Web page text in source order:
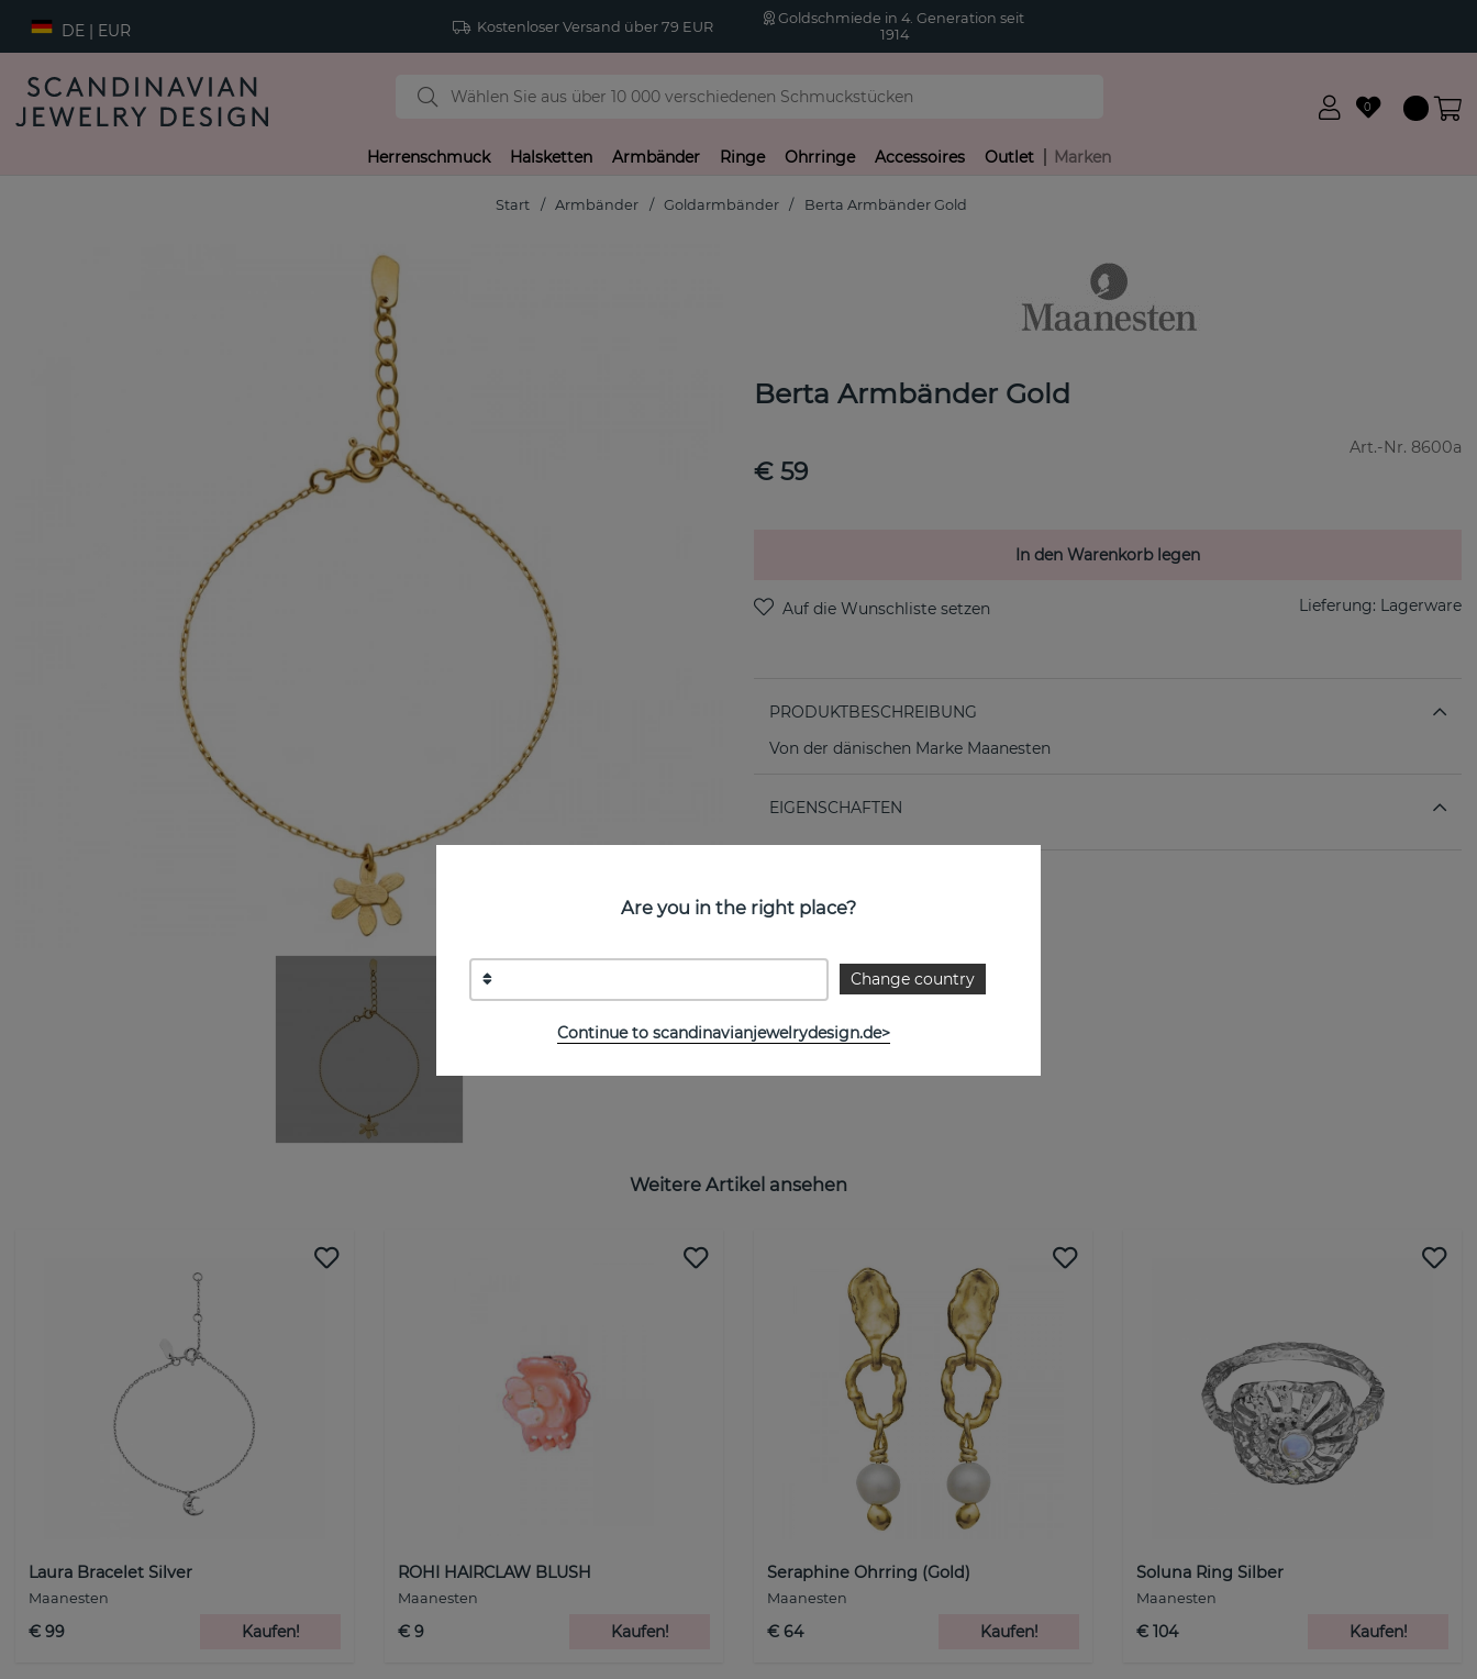
DE | EUR Kostenloser Versand über 79 EUR
Goldschmiede in 4. Generation seit
1914
0
Herrenschmuck Halsketten Armbänder Ringe Ohrringe Accessoires Outlet Marken
Start Armbänder Goldarmbänder Berta Armbänder Gold
Berta Armbänder Gold
Art.-Nr. 8600a
€ 59
In den Warenkorb legen
Lieferung: Lagerware
PRODUKTBESCHREIBUNG
Von der dänischen Marke Maanesten
EIGENSCHAFTEN
Weitere Artikel ansehen
Laura Bracelet Silver
Maanesten
€ 99 Kaufen!
ROHI HAIRCLAW BLUSH
Maanesten
€ 9 Kaufen!
Seraphine Ohrring (Gold)
Maanesten
€ 64 Kaufen!
Soluna Ring Silber
Maanesten
€ 104 Kaufen!
Are you in the right place?
Change country
Continue to scandinavianjewelrydesign.de>